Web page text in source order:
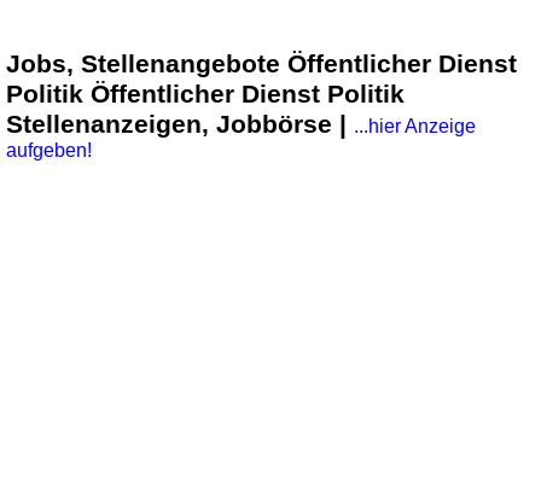
Jobs, Stellenangebote Öffentlicher Dienst
Politik Öffentlicher Dienst Politik
Stellenanzeigen, Jobbörse | ...hier Anzeige
aufgeben!